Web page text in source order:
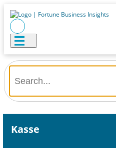
Kasse